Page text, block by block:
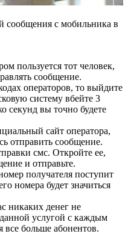
сообщения с мобильника в
пользуется тот человек,
сообщение.
операторов, то выйдите
систему вбейте 3
секунд вы точно будете
сайт оператора,
отправить сообщение.
смс. Откройте ее,
и отправьте.
получателя поступит
номера будет значиться
никаких денег не
услугой с каждым
все больше абонентов.